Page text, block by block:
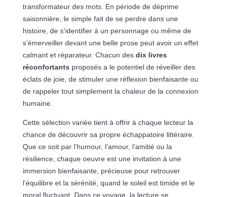
transformateur des mots. En période de déprime
saisonnière, le simple fait de se perdre dans une
histoire, de s’identifier à un personnage ou même de
s’émerveiller devant une belle prose peut avoir un effet
calmant et réparateur. Chacun des dix livres
réconfortants proposés a le potentiel de réveiller des
éclats de joie, de stimuler une réflexion bienfaisante ou
de rappeler tout simplement la chaleur de la connexion
humaine.
Cette sélection variée tient à offrir à chaque lecteur la
chance de découvrir sa propre échappatoire littéraire.
Que ce soit par l’humour, l’amour, l’amitié ou la
résilience, chaque oeuvre est une invitation à une
immersion bienfaisante, précieuse pour retrouver
l’équilibre et la sérénité, quand le soleil est timide et le
moral fluctuant. Dans ce voyage, la lecture se